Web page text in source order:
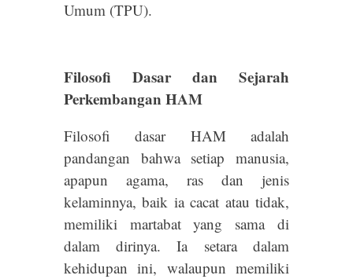
Umum (TPU).
Filosofi Dasar dan Sejarah
Perkembangan HAM
Filosofi dasar HAM adalah
pandangan bahwa setiap manusia,
apapun agama, ras dan jenis
kelaminnya, baik ia cacat atau tidak,
memiliki martabat yang sama di
dalam dirinya. Ia setara dalam
kehidupan ini, walaupun memiliki